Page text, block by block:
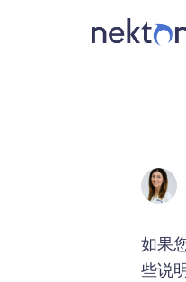
如果
些说